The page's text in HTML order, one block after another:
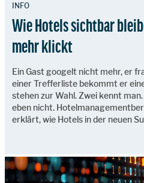
INFO
Wie Hotels sichtbar
mehr klickt
Ein Gast googelt nicht mehr, er
einer Trefferliste bekommt er
stehen zur Wahl. Zwei kennt
eben nicht.
erklärt, wie Hotels in der neuen